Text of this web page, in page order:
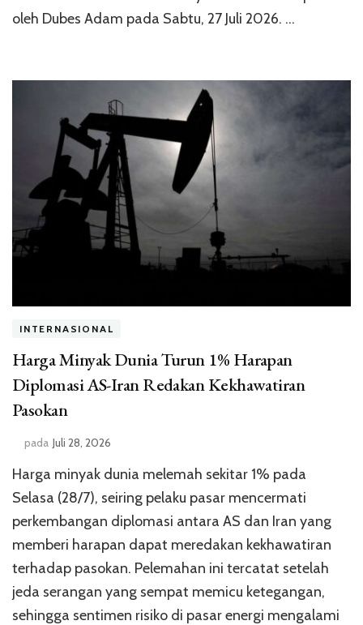
oleh Dubes Adam pada Sabtu, 27 Juli 2026. …
INTERNASIONAL
Harga Minyak Dunia Turun 1% Harapan
Diplomasi AS-Iran Redakan Kekhawatiran
Pasokan
pada Juli 28, 2026
Harga minyak dunia melemah sekitar 1% pada
Selasa (28/7), seiring pelaku pasar mencermati
perkembangan diplomasi antara AS dan Iran yang
memberi harapan dapat meredakan kekhawatiran
terhadap pasokan. Pelemahan ini tercatat setelah
jeda serangan yang sempat memicu ketegangan,
sehingga sentimen risiko di pasar energi mengalami